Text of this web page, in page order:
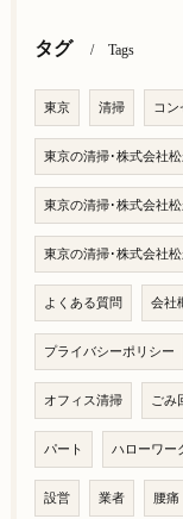
タグ Tags
東京 清掃 コン
東京の清掃･株式会社
東京の清掃･株式会社松
東京の清掃･株式会社
よくある質問 会社
プライバシーポリシー
オフィス清掃 ごみ
パート ハローワー
設営 業者 腰痛